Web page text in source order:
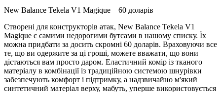
New Balance Tekela V1 Magique – 60 доларів
Створені для конструкторів атак, New Balance Tekela V1
Magique є самими недорогими бутсами в нашому списку. Їх
можна придбати за досить скромні 60 доларів. Враховуючи все
те, що ви одержите за ці гроші, можете вважати, що вони
дістаються вам просто даром. Еластичний комір із тканого
матеріалу в комбінації із традиційною системою шнурівки
забезпечують комфорт і підтримку, а надзвичайно м'який
синтетичний матеріал верху, мабуть, уперше використовується